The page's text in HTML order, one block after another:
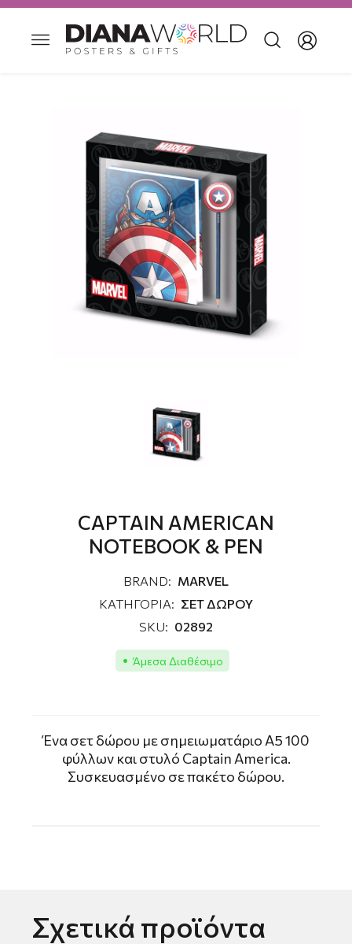
CAPTAIN AMERICAN
NOTEBOOK & PEN
BRAND: MARVEL
ΚΑΤΗΓΟΡΙΑ: ΣΕΤ ΔΩΡΟΥ
SKU: 02892
Άμεσα Διαθέσιμο
Ένα σετ δώρου με σημειωματάριο A5 100
φύλλων και στυλό Captain America.
Συσκευασμένο σε πακέτο δώρου.
Σχετικά προϊόντα